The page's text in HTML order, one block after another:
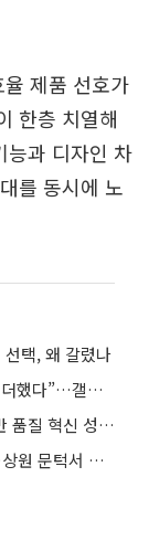
제품 선호가
한층 치열해
능과 디자인 차
를 동시에 노
택, 왜 갈렸나
삼성전자, S26·버즈4 “모던한 조형에 감성 더했다”…갤럭시 디자인 진화
심텍, 삼성전자 ‘우수 협력사’ 선정…AI 기반 품질 혁신 성과 인정
美 클래리티 법안 연내 통과 가능성 13%…상원 문턱서 제동